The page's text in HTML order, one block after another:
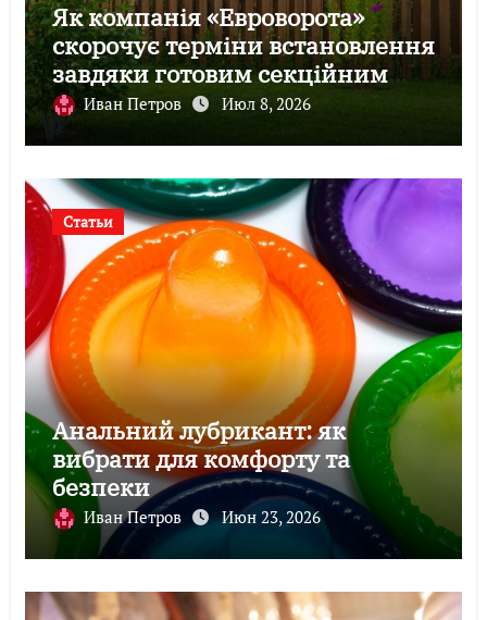
Як компанія «Евроворота»
скорочує терміни встановлення
завдяки готовим секційним
воротам
Иван Петров Июл 8, 2026
Статьи
Анальний лубрикант: як
вибрати для комфорту та
безпеки
Иван Петров Июн 23, 2026